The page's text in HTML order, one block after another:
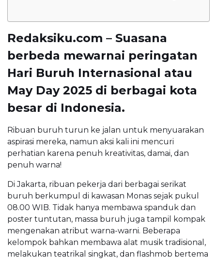
Redaksiku.com – Suasana
berbeda mewarnai peringatan
Hari Buruh Internasional atau
May Day 2025 di berbagai kota
besar di Indonesia.
Ribuan buruh turun ke jalan untuk menyuarakan
aspirasi mereka, namun aksi kali ini mencuri
perhatian karena penuh kreativitas, damai, dan
penuh warna!
Di Jakarta, ribuan pekerja dari berbagai serikat
buruh berkumpul di kawasan Monas sejak pukul
08.00 WIB. Tidak hanya membawa spanduk dan
poster tuntutan, massa buruh juga tampil kompak
mengenakan atribut warna-warni. Beberapa
kelompok bahkan membawa alat musik tradisional,
melakukan teatrikal singkat, dan flashmob bertema